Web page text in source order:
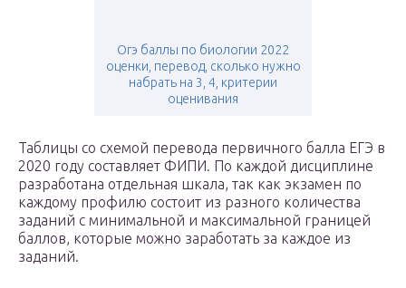
Огэ баллы по биологии 2022
оценки, перевод, сколько нужно
набрать на 3, 4, критерии
оценивания
Таблицы со схемой перевода первичного балла ЕГЭ в
2020 году составляет ФИПИ. По каждой дисциплине
разработана отдельная шкала, так как экзамен по
каждому профилю состоит из разного количества
заданий с минимальной и максимальной границей
баллов, которые можно заработать за каждое из
заданий.